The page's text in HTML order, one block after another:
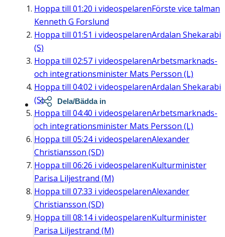
Hoppa till 01:20 i videospelarenFörste vice talman
Kenneth G Forslund
Hoppa till 01:51 i videospelarenArdalan Shekarabi
(S)
Hoppa till 02:57 i videospelarenArbetsmarknads-
och integrationsminister Mats Persson (L)
Hoppa till 04:02 i videospelarenArdalan Shekarabi
(S)
Hoppa till 04:40 i videospelarenArbetsmarknads-
och integrationsminister Mats Persson (L)
Hoppa till 05:24i videospelarenAlexander
Christiansson (SD)
Hoppa till 06:26 i videospelarenKulturminister
Parisa Liljestrand (M)
Hoppa till 07:33 i videospelarenAlexander
Christiansson (SD)
Hoppa till 08:14i videospelarenKulturminister
Parisa Liljestrand (M)
Dela/Bädda in